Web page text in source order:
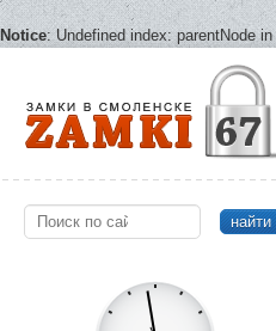
Notice: Undefined index: parentNode in
найти